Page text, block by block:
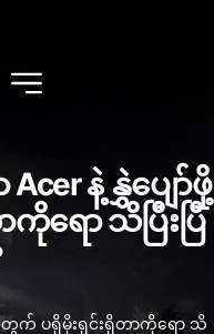
နဲ့ နွှဲပျော်ဖို့
ရော သိပြီးပြီ
တွက် ပရိုမိုးရှင်းရှိတာကိုရော သိ